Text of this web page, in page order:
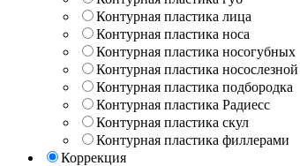
Контурная пластика лица
Контурная пластика носа
Контурная пластика носогубных
Контурная пластика носослезной
Контурная пластика подбородка
Контурная пластика Радиесс
Контурная пластика скул
Контурная пластика филлерами
Коррекция